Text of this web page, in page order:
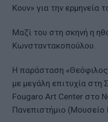
Κουν» για την ερμηνεία
Μαζί του στη σκηνή η
Κωνσταντακοπούλου.
Η παράσταση «Θεόφιλος
με μεγάλη επιτυχία
Fougaro Art Center στο
Πανεπιστήμιο (Μουσείο